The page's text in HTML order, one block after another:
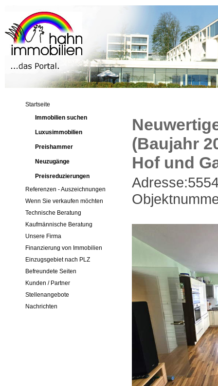
Startseite
Immobilien suchen
Luxusimmobilien
Preishammer
Neuzugänge
Preisreduzierungen
Referenzen - Auszeichnungen
Wenn Sie verkaufen möchten
Technische Beratung
Kaufmännische Beratung
Unsere Firma
Finanzierung von Immobilien
Einzugsgebiet nach PLZ
Befreundete Seiten
Kunden / Partner
Stellenangebote
Nachrichten
(Baujahr
Hof und